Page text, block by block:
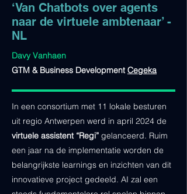
‘Van Chatbots over agents
naar de virtuele ambtenaar’ -
NL
Davy Vanhaen
GTM & Business DevelopmentCegeka
In een consortium met 11 lokale besturen
uit regio Antwerpen werd in april 2024 de
virtuele assistent “Regi” gelanceerd. Ruim
een jaar na de implementatie worden de
belangrijkste learnings en inzichten van dit
innovatieve project gedeeld. AI zal een